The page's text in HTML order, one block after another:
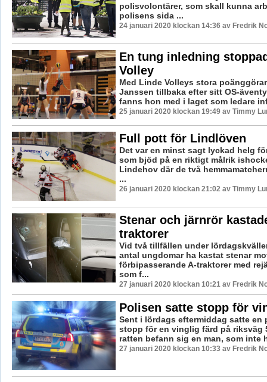
polisvolontärer, som skall kunna
polisens sida ...
24 januari 2020 klockan 14:36 av Fredrik
En tung inledning
Volley
Med Linde Volleys stora
Janssen tillbaka efter sitt OS-
fanns hon med i laget som ledare
25 januari 2020 klockan 19:49 av Timmy
Full pott för Lindlöven
Det var en minst sagt lyckad helg
som bjöd på en riktigt målrik
Lindehov där de två
...
26 januari 2020 klockan 21:02 av Timmy
Stenar och järnrör
traktorer
Vid två tillfällen under
antal ungdomar ha kastat stenar
förbipasserande A-traktorer med
som f...
27 januari 2020 klockan 10:21 av Fredrik
Polisen satte stopp för
Sent i lördags eftermiddag satte en
stopp för en vinglig färd på riksväg
ratten befann sig en man, som inte
27 januari 2020 klockan 10:33 av Fredrik